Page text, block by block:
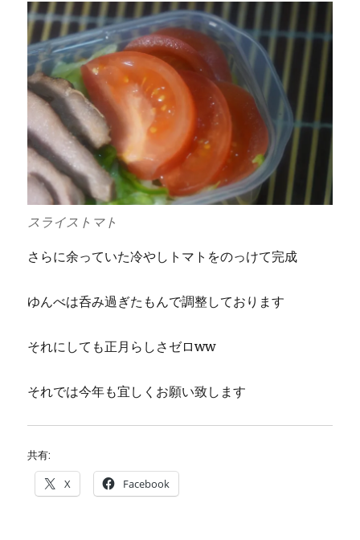
スライストマト
さらに余っていた冷やしトマトをのっけて完成
ゆんべは呑み過ぎたもんで調整しております
それにしても正月らしさゼロww
それでは今年も宜しくお願い致します
共有:
X Facebook